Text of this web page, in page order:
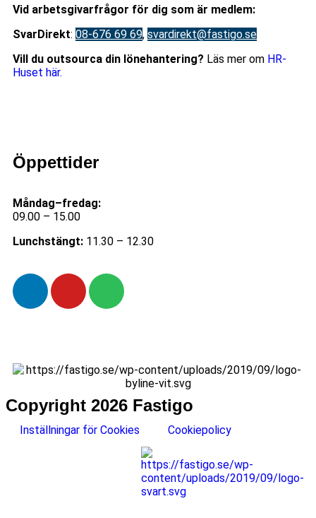
Vid arbetsgivarfrågor för dig som är medlem:
SvarDirekt: 08-676 69 69, svardirekt@fastigo.se
Vill du outsourca din lönehantering? Läs mer om HR-
Huset här.
Öppettider
Måndag–fredag:
09.00 – 15.00
Lunchstängt: 11.30 – 12.30
Copyright 2026 Fastigo
Inställningar för Cookies Cookiepolicy